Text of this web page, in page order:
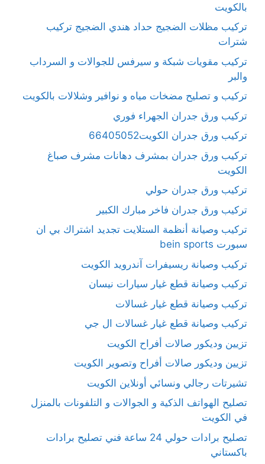
بالكويت
تركيب مظلات الضجيج حداد هندي الضجيج تركيب
شترات
تركيب مقويات شبكة و سيرفس للجوالات و السرداب
والبر
تركيب و تصليح مضخات مياه و نوافير وشلالات بالكويت
تركيب ورق جدران الجهراء فوري
تركيب ورق جدران الكويت66405052
تركيب ورق جدران بمشرف دهانات مشرف صباغ
الكويت
تركيب ورق جدران حولي
تركيب ورق جدران فاخر مبارك الكبير
تركيب وصيانة أنظمة الستلايت تجديد اشتراك بي ان
سبورت bein sports
تركيب وصيانة ريسيفرات آندرويد الكويت
تركيب وصيانة قطع غيار سيارات نيسان
تركيب وصيانة قطع غيار غسالات
تركيب وصيانة قطع غيار غسالات ال جي
تزيين وديكور صالات أفراح الكويت
تزيين وديكور صالات أفراح وتصوير الكويت
تشيرتات رجالي ونسائي أونلاين الكويت
تصليح الهواتف الذكية و الجوالات و التلفونات بالمنزل
في الكويت
تصليح برادات حولي 24 ساعة فني تصليح برادات
باكستاني